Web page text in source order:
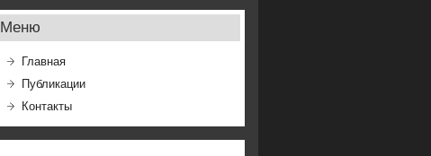
Меню
Главная
Публикации
Контакты